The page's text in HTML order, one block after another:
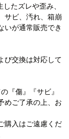
たズレや歪み、
サビ、汚れ、箱崩
いが通常販売でき
び交換は対応して
『傷』『サビ』
めご了承の上、お
購入はご遠慮くだ